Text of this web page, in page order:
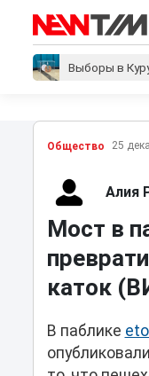
Выборы в
Общество 25
Алия
Мост в
каток
В паблике